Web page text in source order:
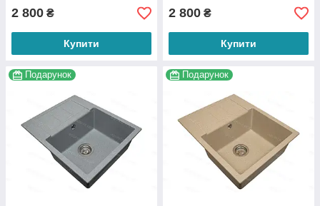
2 800 ₴
Купити
2 800 ₴
Купити
Подарунок Подарунок